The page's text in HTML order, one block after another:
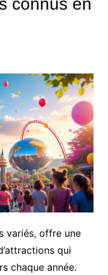
connus en
variés, offre une
qui
chaque année.